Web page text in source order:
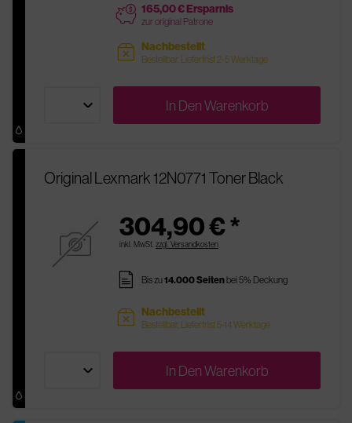
price 165,00 € Ersparnis
zur original Patrone
sold Nachbestellt
Bestellbar, Lieferfrist 2-5 Werktage
In DenWarenkorb
Original Lexmark 12N0771 Toner Black
304,90 € *
inkl. MwSt. zzgl. Versandkosten
pages Bis zu14.000 Seitenbei 5% Deckung
sold Nachbestellt
Bestellbar, Lieferfrist 5-14 Werktage
In DenWarenkorb